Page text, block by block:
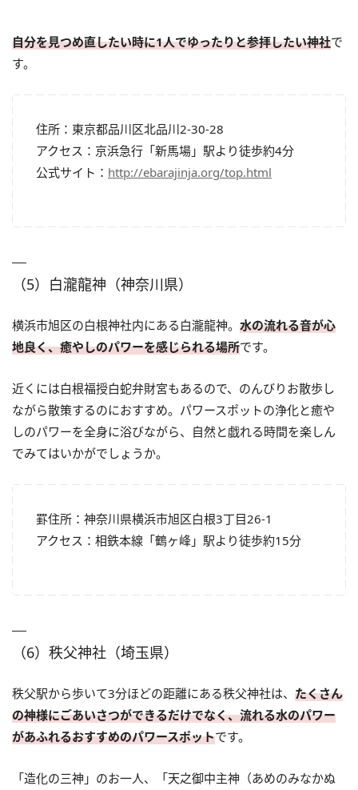
自分を見つめ直したい時に1人でゆったりと参拝したい神社で
す。
住所：東京都品川区北品川2-30-28
アクセス：京浜急行「新馬場」駅より徒歩約4分
公式サイト： http://ebarajinja.org/top.html
（5）白瀧龍神（神奈川県）
横浜市旭区の白根神社内にある白瀧龍神。 水の流れる音が心
地良く、癒やしのパワーを感じられる場所です。
近くには白根福授白蛇弁財宮もあるので、のんびりお散歩し
ながら散策するのにおすすめ。パワースポットの浄化と癒や
しのパワーを全身に浴びながら、自然と戯れる時間を楽しん
でみてはいかがでしょうか。
罫住所：神奈川県横浜市旭区白根3丁目26-1
アクセス：相鉄本線「鶴ヶ峰」駅より徒歩約15分
（6）秩父神社（埼玉県）
秩父駅から歩いて3分ほどの距離にある秩父神社は、 たくさん
の神様にごあいさつができるだけでなく、流れる水のパワー
があふれるおすすめのパワースポットです。
「造化の三神」のお一人、「天之御中主神（あめのみなかぬ